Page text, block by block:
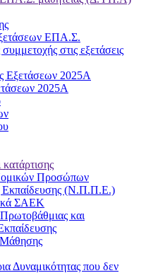
ΕΠΑ.Σ.
στις εξετάσεις
Εξετάσεων 2025A
2025Α
Προσώπων
Εκπαίδευσης (Ν.Π.Π.Ε.)
ΣΑΕΚ
και
Δυναμικότητας που δεν